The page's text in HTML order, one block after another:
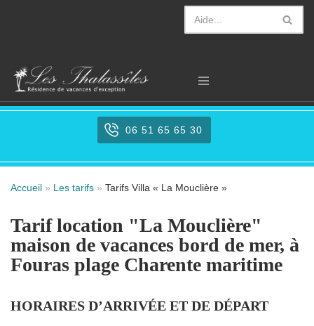
contenu
06 51 65 65 30
Accueil » Les tarifs » Tarifs Villa « La Mouclière »
Tarif location "La Mouclière"
maison de vacances bord de mer, à
Fouras plage Charente maritime
HORAIRES D’ARRIVÉE ET DE DÉPART